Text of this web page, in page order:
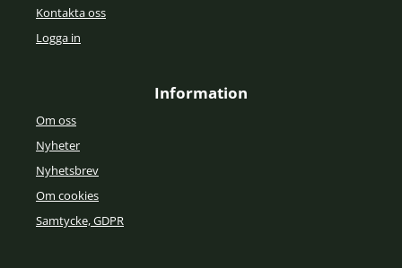
Kontakta oss
Logga in
Information
Om oss
Nyheter
Nyhetsbrev
Om cookies
Samtycke, GDPR